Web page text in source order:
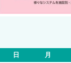
日 月